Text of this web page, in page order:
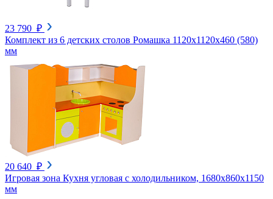
23 790 ₽
Комплект из 6 детских столов Ромашка 1120х1120х460 (580)
мм
20 640 ₽
Игровая зона Кухня угловая с холодильником, 1680х860х1150
мм